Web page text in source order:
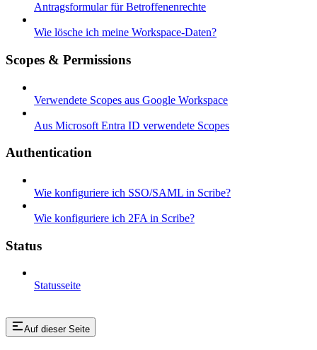
Antragsformular für Betroffenenrechte
Wie lösche ich meine Workspace-Daten?
Scopes & Permissions
Verwendete Scopes aus Google Workspace
Aus Microsoft Entra ID verwendete Scopes
Authentication
Wie konfiguriere ich SSO/SAML in Scribe?
Wie konfiguriere ich 2FA in Scribe?
Status
Statusseite
Auf dieser Seite